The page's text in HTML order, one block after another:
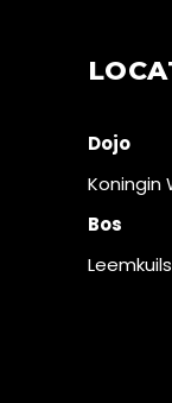
Dojo
Koningin
Bos